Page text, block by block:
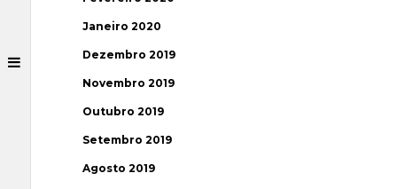
Janeiro 2020
Dezembro 2019
Novembro 2019
Outubro 2019
Setembro 2019
Agosto 2019